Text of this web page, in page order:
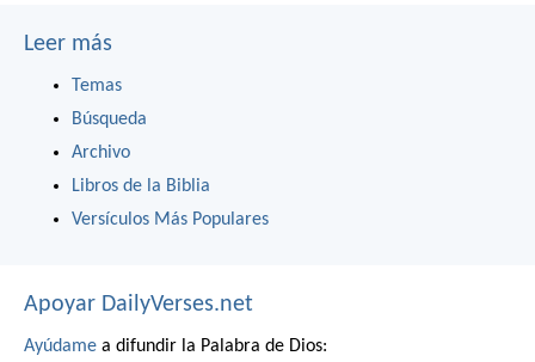
Leer más
Temas
Búsqueda
Archivo
Libros de la Biblia
Versículos Más Populares
Apoyar DailyVerses.net
Ayúdame a difundir la Palabra de Dios: